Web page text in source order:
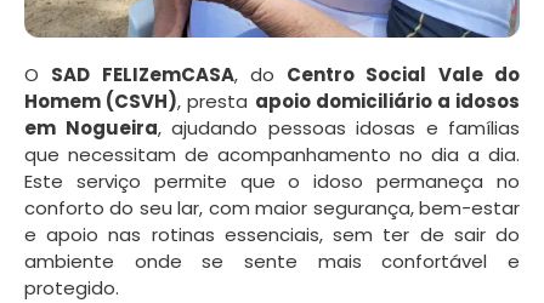
O SAD FELIZemCASA, do Centro Social Vale do
Homem (CSVH), presta apoio domiciliário a idosos
em Nogueira, ajudando pessoas idosas e famílias
que necessitam de acompanhamento no dia a dia.
Este serviço permite que o idoso permaneça no
conforto do seu lar, com maior segurança, bem-estar
e apoio nas rotinas essenciais, sem ter de sair do
ambiente onde se sente mais confortável e
protegido.